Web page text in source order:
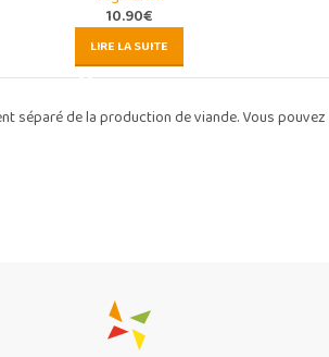
10.90€
LIRE LA SUITE
séparé de la production de viande. Vous